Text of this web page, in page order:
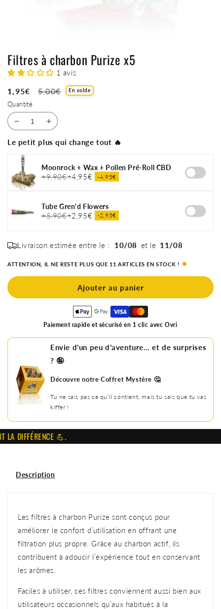
Filtres à charbon Purize x5
1 avis
Prix
soldé
1,95€
Prix
5,00€ En solde
Quantité
Réduire
quantité
de
Filtres
à
charbon
x5
Augmenter
quantité
Filtres
à
x5
Le petit plus qui change tout 🔥
Moonrock + Wax + Pollen Pré-Roll CBD
+9,90€+4,95€ -4,95€
Tube Gren'd Flowers
+5,90€+2,95€ -2,95€
Livraison estimée entre le : 10/08 et le 11/08
ATTENTION, IL NE RESTE PLUS QUE 11 ARTICLES EN STOCK !
Ajouter au panier
Paiement rapide et sécurisé en 1 clic avec Ovri
Envie d’un peu d’aventure… et de surprises
? 🤪
Découvre notre Coffret Mystère 🤔
Tu ne sais pas ce qu’il contient, mais tu sais que tu vas
kiffer !
DIFFÉRENCE 💪.
Description
Les filtres à charbon Purize sont conçus pour
améliorer le confort d’utilisation en offrant une
filtration plus propre. Grâce au charbon actif, ils
contribuent à adoucir l’expérience tout en conservant
les arômes.
Faciles à utiliser, ces filtres conviennent aussi bien aux
utilisateurs occasionnels qu’aux habitués à la